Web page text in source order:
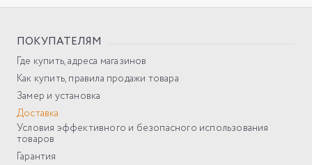
ПОКУПАТЕЛЯМ
Где купить, адреса магазинов
Как купить, правила продажи товара
Замер и установка
Доставка
Условия эффективного и безопасного использования
товаров
Гарантия